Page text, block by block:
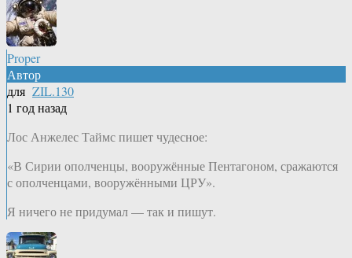
Proper
Автор
для ZIL.130
1 год назад
Лос Анжелес Таймс пишет чудесное:
«В Сирии ополченцы, вооружённые Пентагоном, сражаются
с ополченцами, вооружёнными ЦРУ».
Я ничего не придумал — так и пишут.